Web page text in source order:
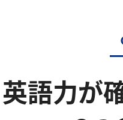
英語力が